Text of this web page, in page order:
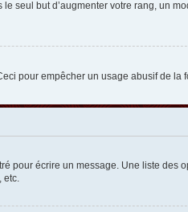
seul but d’augmenter votre rang, un
pour empêcher un usage abusif de la
pour écrire un message. Une liste des